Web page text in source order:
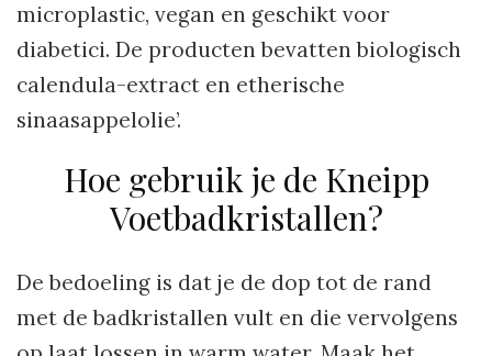
microplastic, vegan en geschikt voor
diabetici. De producten bevatten biologisch
calendula-extract en etherische
sinaasappelolie’.
Hoe gebruik je de Kneipp
Voetbadkristallen?
De bedoeling is dat je de dop tot de rand
met de badkristallen vult en die vervolgens